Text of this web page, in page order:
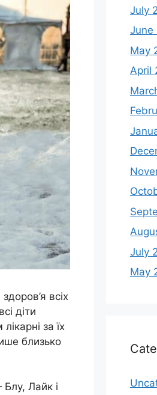
всіх
діти
за їх
близько
Лайк і
July
June
May
April
July
May